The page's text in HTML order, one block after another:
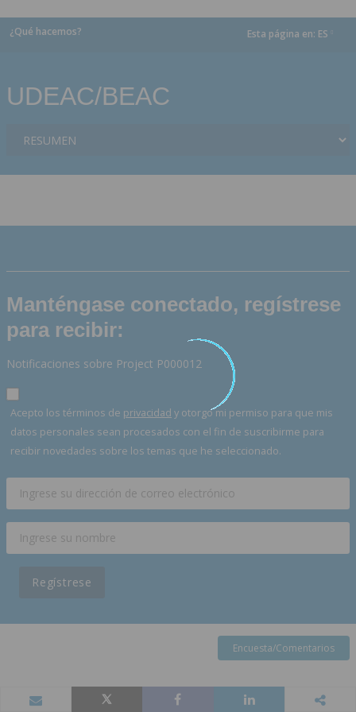
¿Qué hacemos? Esta página en: ES
UDEAC/BEAC
Manténgase conectado, regístrese
para recibir:
Notificaciones sobre Project P000012
Acepto los términos de privacidad y otorgo mi permiso para que mis
datos personales sean procesados con el fin de suscribirme para
recibir novedades sobre los temas que he seleccionado.
Regístrese
Encuesta/Comentarios